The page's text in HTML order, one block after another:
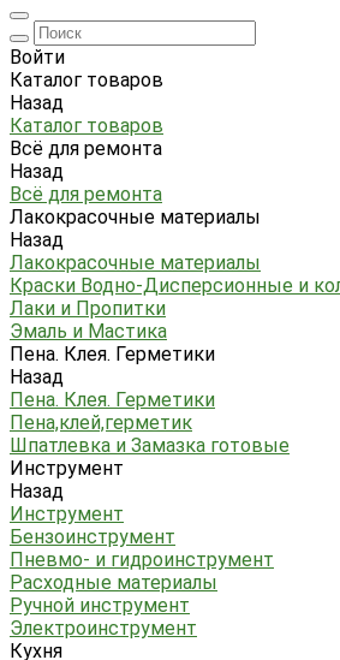
Войти
Каталог товаров
Назад
Каталог товаров
Всё для ремонта
Назад
Всё для ремонта
Лакокрасочные материалы
Назад
Лакокрасочные материалы
Краски Водно-Дисперсионные и
Лаки и Пропитки
Эмаль и Мастика
Пена. Клея. Герметики
Назад
Пена. Клея. Герметики
Пена,клей,герметик
Шпатлевка и Замазка готовые
Инструмент
Назад
Инструмент
Бензоинструмент
Пневмо- и гидроинструмент
Расходные материалы
Ручной инструмент
Электроинструмент
Кухня